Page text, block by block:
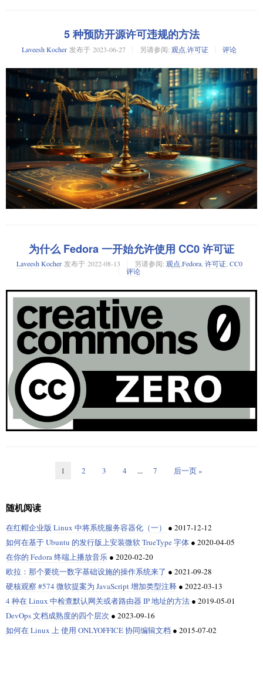
Perens 指出，看看苹果公司、谷歌和微软等的流行应用，“因为许多软件倾
向于以用户为目标，所以他们当然会受到大量的监控，甚至在某些情况下
被滥用。所以，开源开始真正为普通人服务的时机已经到来。”
Perens 表示，目前这种情况不常见的原因在于，开源开发者多是为自己和同
样精于技术的人群编写代码。他坚信，为了避免这一情况，应支付给开发
者报酬，让他们有时间和支持去编写用户友好的应用。
他建议，这笔费用由公司承担，可以采用一种类似度量 GitHub 的软件，据
此分配付款给贡献者，这个软件能精确显示出谁为哪个产品做出了多少贡
献。他说，Merico
就是提供这样一种软件的公司。
Perens 承认，这需要解决很多阻碍。例如，需要找到一个可以接受的机构来
负责度量和分发资金。而且，这种金融结构必须有足够的吸引力，让大量
的开发者愿意参与。
他深思道：“而且，所有的这一切必须既足够透明，又具备足够的灵活性，
以防止出现许多不同的分叉。因此，我其实也觉得担心，这种设想真的可
的设计不是作为合同，而是作为一个许可证。理查德·斯托曼
Richard Stallman
的初衷并不愿
意剥夺任何人的权利，他只是想给予大家权利。因此，它不是合同，而是
许可证。然而，我们不能再这样了，我们需要具有执行力的合同条款。”
当被问到像HashiCorp、Elastic、Neo4j和MongoDB这样的公司采用非开
源许可证是否代表了一种可行的服务模式，Perens 认为这需要新的思维。
他对像 “公共资源条款
Commons Clause
” 这样的许可证非常反感，因为这正是 Neo4j 陷入
律纠纷
的中心原因之一。
他写道：“为什么公共资源条款会引发问题？首先，涉及到品牌问题。开源
许可证有一个‘品牌’，这是对他们所赋予的权利的理解。当然，开源本身也
有品牌，即对开源定义中的权利的理解。然而，公共资源条款看似使用的
是开源许可证，但实际上并没有提供同样的权利，这样就滥用了该许可证
的品牌，以获取利润。
“另一个问题是，公共资源条款被添加到不允许进行添加条款的许可证中，
Perens 告诉 The Register：“我们已经在（软件即服务）问题上投入了大量的
研究。我记得参加过一个（自由软件基金会）会议，问题就是，‘我们该如
在云服务公司的环境下，Perens 认为 AGPL 或其他各种非开源许可证没有找
Perens 说，“像 AGPL 这样的许可证，要求软件以某种方式公开自己的源代
码。但我们实际上讨论的是软件的公开演示，而这在版权法下是一种独立
的权利，因为它对于戏剧和电影来说是必需的。由此，我们有权利使用这
项在版权法下的权利。我认为那些许可证都在尝试着去实现一个目标，由
于它们只试图在开源的基础上稍做改动，所以它们只达成了部分目标。要
知道，我们已有 30 年的开源历史了，是时候做一些彻底的变革了。”
当被问到现在大家对 AI 的热情时，Perens 表示了他的不满。
他说，“我认为 AI 总是在剽窃。当你训练模型时，你其实是在用其他人的受
SourceHut 的创始人兼首席执行官 Drew Devault 在谈论 Elasticsearch 从开源
向“源码可用”转变时表达了他的观点：“Elasticsearch 归其 1,573 名贡献者所
有，他们自己保留着版权，并向 Elastic 授予了一个无条件分发他们作品的
这个漏洞实际上一开始就被他们故意安插进去…… Elastic 对 1,573 的贡献
者们、以及所有信任、忠诚于他们，给予他们支持的人们翻了脸。”
如今，我们看到企业 Sentry 和之前的案例如出一辙，换汤不换药。公正地
讲，Sentry 很长一段时间以来都一直在使用源码可用许可证。在该公司创建
并采用 FSL 前，自 2018 年以来就用了 BSL。如果还有人继续向 Sentry 捐
献代码，那他们肯定知道自己在做什么。
那么为何还要做一个新许可证呢？Sentry 的开源负责人 Chad Whitacre 这样
解释道：“BSL 存在两个显著的弊端。首先，预设的非竞争期为四年，对于
软件行业来说，这简直就是个漫长的周期。这可能会让人产生一种感觉，
即最后的开源转变只是一种象征性的举措。这几乎可以说是 100 年那么
长。对于 Sentry，我们选择将这个期限缩短到三年，但我们也承认，可能连
三年都过长了。”
上，这并不像初听起来那么慷慨。根据 FSL，你可以将它的代码用在任何用
途 —— “除了竞争性使用的情况下。所谓竞争性使用，指的是利用该软件开
发或提供能够与我们的产品或服务竞争的商业产品或服务，不论是该软件
本身，还是我们基于该软件提供的任何其他产品或服务，只要我们是在该
换种说法，你可以查看代码，但不能用这些代码运营业务。如需更深入了
解，你可以查看该公司的 FSL 版本的 Apache 和 MIT 许可证。就我个人而
言，我认为这两个都不算是开源许可证。
Whitacre 进一步说明了，“更严重的缺陷是 BSL 有过多的参数：变更日期、
变更许可证，以及额外使用授予。最大的问题在于额外使用授予，它是一
项巨大的填空题，意味着每一个 BSL 实质上都是不同的许可证。”
我无法反驳这一观点。每个公司的 BSL 都不一样。同时，这也意味着当客
户与使用 BSL 的公司签约时，他们很难确切知道法律上为他们保留了哪些
权益。Sentry 希望通过 FSL 让其产品和服务对其客户更具吸引力。
也许这方法行得通。但我赞同 Carrez 所说的：“发布另一种能剥夺开发者在
via:
https://www.theregister.com/2023/11/24/opinion_column/
作者： Steven J. Vaughan-Nichols 译者：ChatGPT
人们可以争辩，像EleutherAI和Falcon 40B这样的机构就做出了很好的示
范，展示了如何适当地处理 AI 的开源许可。
开源许可需要进化
在与 The Verge的交谈中，Meta 人工智能研究副总裁Joëlle Pineau为他们
的立场进行了辩解。
她说，我们需要在信息共享的益处和可能对 Meta 商业造成的潜在成本之间
寻找平衡。
这种对开源的态度让他们的研究人员能够更加专注地处理 AI 项目。她还补
充说：
开放的方式从内部改变了我们的科研方法，它促使我们不发布任何不安
全的东西，并在一开始就负起责任。
问题在于现有的许可证机制。她又补充说，这些许可证并不是设计
来处理那些需要利用大量多源数据的软件。
（解释为：保护）。
此外，她还指出：
AI 模型与软件不同，涉及的风险更大，因此我认为我们应该对当前用
户许可证进行改变，以更好地适应 AI 模型。
但我并不是一名律师，所以我在此问题上听从他们的意见。
我赞同她的观点，我们需要更新现有的许可方案，使之更好地适应 AI 模
型，以及其他相关事务。
显而易见，
OSI 正在努力进行此事。OSI 的执行董事Stefano Maffulli向 The
Verge 透露，他们了解到当前的 OSI 批准的许可证无法满足人工智能模型
的需求。
我们肯定需要重新思考许可证的方式，以解决 AI 模型中版权和授权的
真正限制，同时仍遵循开源社区的一些原则。
无论未来如何，显然，开源标准必须推动其演化，以适应新的以及即将出
现的技术，而此类问题不仅仅局限于 AI。
对于未来几年开源许可的变革，我充满期待。
? 对于你来说呢？你认为对于陈旧的开源标准，我们需要进行什么样的改
变？
（题图：MJ/e8bae5f6-606b-47db-aaea-c992c0bd143e）
在加利福尼亚蒙特利召开的Linux 基金会成员峰会上，最受关注的议题是
人工智能和开源。而第二重要的话题涉及到 HashiCorp 放弃 Terraform 的
Mozilla Public License Business Source License
以及由此引发的 OpenTofu 项目复刻。因 Linux 基金会对 OpenTofu 项目的
支持，HashiCorp 的 CEO David McJannet 表现出极度的不满。
关于许可证切换、源代码复刻以及由此产生的争议，火热的讨论并未减
少。但在我看来，有一点被人们忽视：人们一直误认为这是新鲜事物，实
则不然。
之前已经有过不止一次，甚至不止十次，公司将开源代码转变为专有程
序，或者隐藏在一个专有的包装中。
首先，人们经常拿走开源代码，但却抹去其许可证信息，然后就此继续下
去。虽然这并不一定构成窃取行为，实际上，有些许可证，比如 MIT 许可
证和两句版 BSD 许可证，完全允许公司和开发者在他们的专有程序中使用
这些代码。例如，我们都熟知以下基于 MIT 许可证的程序，比如
者和许可证规则发生了变化，以至于许多人甚至都不知道它们曾经是开源
的。举例来说，苹果公司的 macOS 就是其中的一个典型。
你是否知道 macOS 曾经是开源的？确实，它曾经是。
macOS 的核心基于 Darwin，这是一种 Unix 操作系统。
苹果公司时，引入了他的基于 Unix 的 NeXTStep 操作系统。到了 2000 年，
苹果公司逐步放弃了他们的经典 Mac 操作系统，转而支持 macOS Darwin。
除了来自 NeXTStep 的部分，Darwin 还大量借鉴了开源的 FreeBSD 和 Mach
操作系统的设计。
如今，如果你深入研究，仍然可以在 macOS 中找到 Darwin，它在
苹果公共源代码许可证
Apple Public Source License
2.0 下开源。虽然还有一项名为 PureDarwin 的工作
正在努力制作一个独立的 Darwin 操作系统，但进展甚微。在这个过程中，
苹果公司巧妙地减弱了一个重要的开源操作系统的影响力。更为常见的方
式是开源软件以 “开放核心
open core
” 的方式融入商业程序中。简而言之，开放核
心，与开源不同的是，这是一种商业模式。在这种模式中，公司基于一个
此术语由 Andrew Lampitt 在 2008 年提出，虽然代表的并不是一个新的概
模式”。同时，其目标也是为了消解我们现在在 HashiCorp 看到的 “
诱捕并切换” 类似的争议。
尽管我们可以辩论这是否是一个 “出色的商业模式”，但无可争议的是它已
经成为一个非常流行的模式。然而，近年来，我们看到的趋势是，许多企
业从开放核心模式退回到源码可得模式。在源码可得模式下，你可以查看
所有的代码，但在某些情况下你不能修改或使用它。
例如，MongoDB创建了一种非开源许可证，即
服务端公共许可证（SSPL），以应对那些通过提供自托管版本和服务从其
代码中获利的超级云计算公司。
5 种预防开源许可违规的方法
Laveesh Kocher 发布于 2023-06-27 另请参阅: 观点 许可证 评论
使用的开源代码的众多开源许可证之一。如果你不这样做，你（或你所在
公司）有可能因违反开源许可证条款而被起诉。即使这种诉讼并不普遍发
生，它们确实存在。实际上，考虑到现在许多开源项目由希望保护其在开
1、熟悉开源许可证
了解开源许可证是防止开源许可侵权问题中最重要的一步。很容易认为所
有开源许可证都施加相同的条件，或者它们都基本要求源代码的持续可用
性。实际上，有数十种不同的开源许可证，它们都有着非常不同的条款。
简单地认为只要你从一个开源项目获取代码，你可以随意使用它并保持源
代码可访问，这是一个严重的错误。几个开源许可证的一个典型但经常被
忽视的条件可能是需要向原始作者提供致谢。
2、记录你使用的开源内容
建立一个标准化的方法来记录你使用开源代码的情况是一个优秀的做法。
导入模块或从 GitHub 粘贴代码并不难。但如果你不追踪代码来自何处以及
么在开源许可证发生变化时可能会产生问题。考虑在文档维基（如果有的
话）中添加一个页面，列出你使用的开源代码，以避免出现这个问题。每
3、避免使用未经授权的开源组件
有时，你可能会偶然发现一个隐藏的 GitHub 存储库或其他源代码托管位
置，其中包含你希望使用的代码，但没有提到任何许可指南。你可能会认
为代码的创建者希望让其成为开源代码，并且你可以根据自己的意愿使用
它。但这是一个危险的假设。开发人员可能会后续对代码设置特定的许可
条件，并要求你遵守这些条件，这可能导致未来产生许可侵权的指控。除
非你有非常充分的理由，否则避免使用缺乏明确许可限制的模糊代码。
4、创建自己的开源代码
将你自己的软件完全开源是减少与开源许可相关风险的一种方法。这意味
着你将自动遵守任何要求保留派生源代码的开源许可条件。然而，请记
为什么 Fedora 一开始允许使用 CC0 许可证
Laveesh Kocher发布于 2022-08-13 另请参阅: 观点 Fedora, 许可证, CC0
评论
代码时使用的许可证决定了它。开源软件可以是收费的，也可以限制你如
Fedora 项目最近决定拒绝所有使用
代码，以避免这种情况的出现。CC0 将从新提交代码中准许使用的许可证
列表中剔除，但是，像艺术品一类的贡献仍被允许所以它，甚至可能在个
案的情况下对当前的软件包进行逐一的处理。
如果 Fedora 反对一个软件许可证，通常不会成为新闻。事实上，在那么多
的许可证当中，该项目拒绝了许多许可证。这种情况的意外之处在于，CC0
最初被认为是一个有效的许可证，现在只是由于更大的自由及开源
（FOSS）社区内的观点转变而被重新分类。
己的项目中使用它呢？
1 2 3 4 ... 7 后一页 »
随机阅读
在红帽企业版 Linux 中将系统服务容器化（一） ● 2017-12-12
如何在基于 Ubuntu 的发行版上安装微软 TrueType 字体 ● 2020-04-05
在你的 Fedora 终端上播放音乐 ● 2020-02-20
欧拉：那个要统一数字基础设施的操作系统来了 ● 2021-09-28
硬核观察 #574 微软提案为 JavaScript 增加类型注释 ● 2022-03-13
4 种在 Linux 中检查默认网关或者路由器 IP 地址的方法 ● 2019-05-01
DevOps 文档成熟度的四个层次 ● 2023-09-16
如何在 Linux 上 使用 ONLYOFFICE 协同编辑文档 ● 2015-07-02